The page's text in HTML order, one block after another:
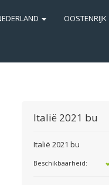
OOSTENRIJK
Italië 2021 bu
Italië 2021 bu
Beschikbaarheid: